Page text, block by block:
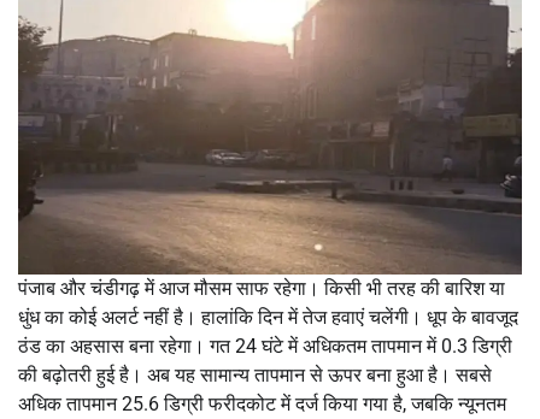
पंजाब और चंडीगढ़ में आज मौसम साफ रहेगा। किसी भी तरह की बारिश या
धुंध का कोई अलर्ट नहीं है। हालांकि दिन में तेज हवाएं चलेंगी। धूप के बावजूद
ठंड का अहसास बना रहेगा। गत 24 घंटे में अधिकतम तापमान में 0.3 डिग्री
की बढ़ोतरी हुई है। अब यह सामान्य तापमान से ऊपर बना हुआ है। सबसे
अधिक तापमान 25.6 डिग्री फरीदकोट में दर्ज किया गया है, जबकि न्यूनतम